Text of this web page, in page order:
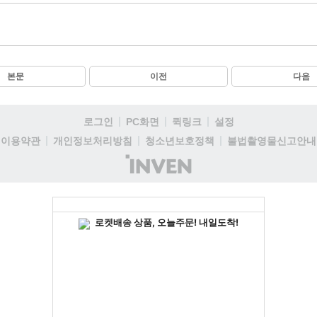
본문 이전 다음
로그인 PC화면 퀵링크
설정
이용약관
개인정보처리방침 청소년보호정책
불법촬영물신고안내
(주)
인